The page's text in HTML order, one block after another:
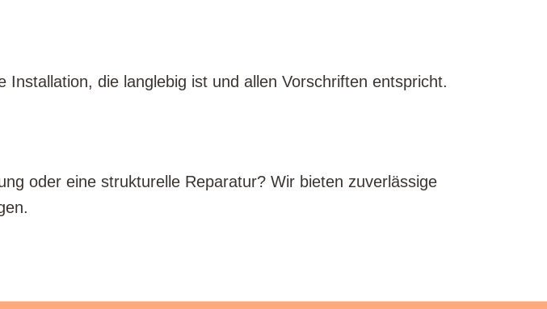
die langlebig ist und allen Vorschriften entspricht.
oder eine strukturelle Reparatur? Wir bieten zuverlässige